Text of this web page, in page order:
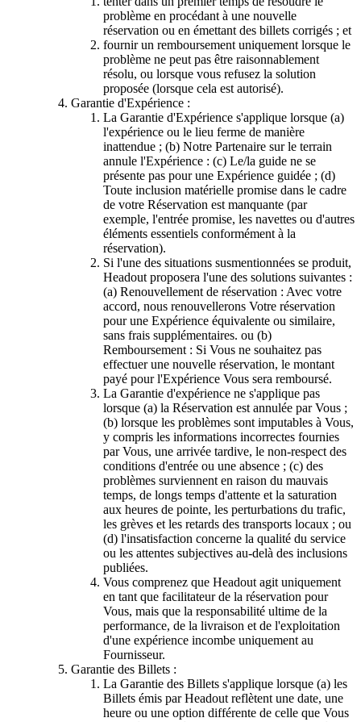
problème en procédant à une nouvelle
réservation ou en émettant des billets corrigés ; et
fournir un remboursement uniquement lorsque le
problème ne peut pas être raisonnablement
résolu, ou lorsque vous refusez la solution
proposée (lorsque cela est autorisé).
Garantie d'Expérience :
La Garantie d'Expérience s'applique lorsque (a)
l'expérience ou le lieu ferme de manière
inattendue ; (b) Notre Partenaire sur le terrain
annule l'Expérience : (c) Le/la guide ne se
présente pas pour une Expérience guidée ; (d)
Toute inclusion matérielle promise dans le cadre
de votre Réservation est manquante (par
exemple, l'entrée promise, les navettes ou d'autres
éléments essentiels conformément à la
réservation).
Si l'une des situations susmentionnées se produit,
Headout proposera l'une des solutions suivantes :
(a) Renouvellement de réservation : Avec votre
accord, nous renouvellerons Votre réservation
pour une Expérience équivalente ou similaire,
sans frais supplémentaires. ou (b)
Remboursement : Si Vous ne souhaitez pas
effectuer une nouvelle réservation, le montant
payé pour l'Expérience Vous sera remboursé.
La Garantie d'expérience ne s'applique pas
lorsque (a) la Réservation est annulée par Vous ;
(b) lorsque les problèmes sont imputables à Vous,
y compris les informations incorrectes fournies
par Vous, une arrivée tardive, le non-respect des
conditions d'entrée ou une absence ; (c) des
problèmes surviennent en raison du mauvais
temps, de longs temps d'attente et la saturation
aux heures de pointe, les perturbations du trafic,
les grèves et les retards des transports locaux ; ou
(d) l'insatisfaction concerne la qualité du service
ou les attentes subjectives au-delà des inclusions
publiées.
Vous comprenez que Headout agit uniquement
en tant que facilitateur de la réservation pour
Vous, mais que la responsabilité ultime de la
performance, de la livraison et de l'exploitation
d'une expérience incombe uniquement au
Fournisseur.
Garantie des Billets :
La Garantie des Billets s'applique lorsque (a) les
Billets émis par Headout reflètent une date, une
heure ou une option différente de celle que Vous